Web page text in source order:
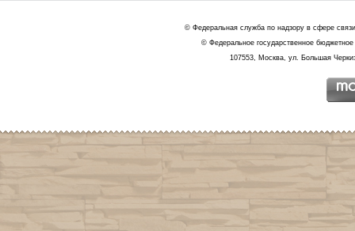
© Федеральная служба по надзору в сфере
© Федеральное государственное
107553, Москва, ул. Большая